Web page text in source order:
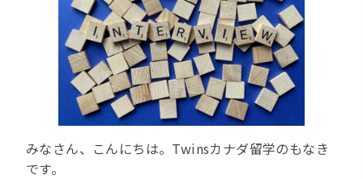
みなさん、こんにちは。Twinsカナダ留学のもなき
です。